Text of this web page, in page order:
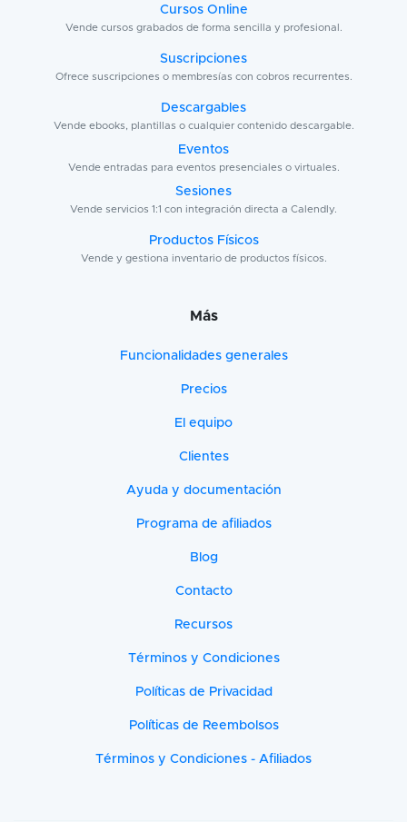
Cursos Online
Vende cursos grabados de forma sencilla y profesional.
Suscripciones
Ofrece suscripciones o membresías con cobros recurrentes.
Descargables
Vende ebooks, plantillas o cualquier contenido descargable.
Eventos
Vende entradas para eventos presenciales o virtuales.
Sesiones
Vende servicios 1:1 con integración directa a Calendly.
Productos Físicos
Vende y gestiona inventario de productos físicos.
Más
Funcionalidades generales
Precios
El equipo
Clientes
Ayuda y documentación
Programa de afiliados
Blog
Contacto
Recursos
Términos y Condiciones
Políticas de Privacidad
Políticas de Reembolsos
Términos y Condiciones - Afiliados